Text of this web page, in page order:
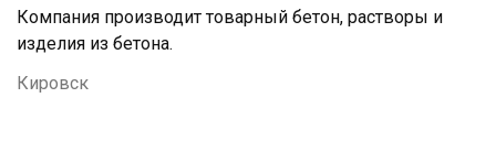
Компания производит товарный бетон, растворы и
изделия из бетона.
Кировск